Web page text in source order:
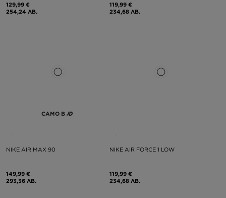
129,99 €
254,24 ЛВ.
119,99 €
234,68 ЛВ.
САМО В
NIKE AIR MAX 90
149,99 €
293,36 ЛВ.
NIKE AIR FORCE 1 LOW
119,99 €
234,68 ЛВ.